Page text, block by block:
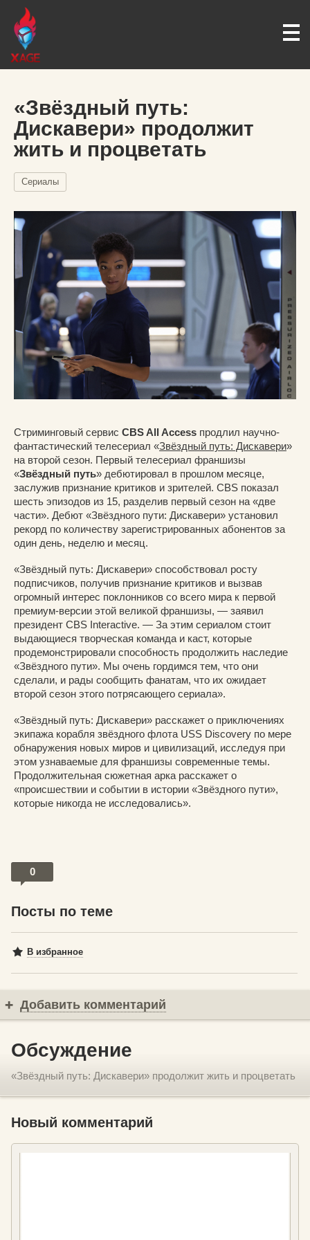
«Звёздный путь:
Дискавери» продолжит
жить и процветать
Сериалы
Стриминговый сервис CBS All Access продлил научно-
фантастический телесериал «Звёздный путь: Дискавери»
на второй сезон. Первый телесериал франшизы
«Звёздный путь» дебютировал в прошлом месяце,
заслужив признание критиков и зрителей. CBS показал
шесть эпизодов из 15, разделив первый сезон на «две
части». Дебют «Звёздного пути: Дискавери» установил
рекорд по количеству зарегистрированных абонентов за
один день, неделю и месяц.
«Звёздный путь: Дискавери» способствовал росту
подписчиков, получив признание критиков и вызвав
огромный интерес поклонников со всего мира к первой
премиум-версии этой великой франшизы, — заявил
президент CBS Interactive. — За этим сериалом стоит
выдающиеся творческая команда и каст, которые
продемонстрировали способность продолжить наследие
«Звёздного пути». Мы очень гордимся тем, что они
сделали, и рады сообщить фанатам, что их ожидает
второй сезон этого потрясающего сериала».
«Звёздный путь: Дискавери» расскажет о приключениях
экипажа корабля звёздного флота USS Discovery по мере
обнаружения новых миров и цивилизаций, исследуя при
этом узнаваемые для франшизы современные темы.
Продолжительная сюжетная арка расскажет о
«происшествии и событии в истории «Звёздного пути»,
которые никогда не исследовались».
0
Посты по теме
В избранное
Добавить комментарий
Обсуждение
«Звёздный путь: Дискавери» продолжит жить и процветать
Новый комментарий